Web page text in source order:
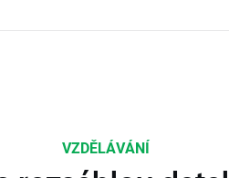
VZDĚLÁVÁNÍ